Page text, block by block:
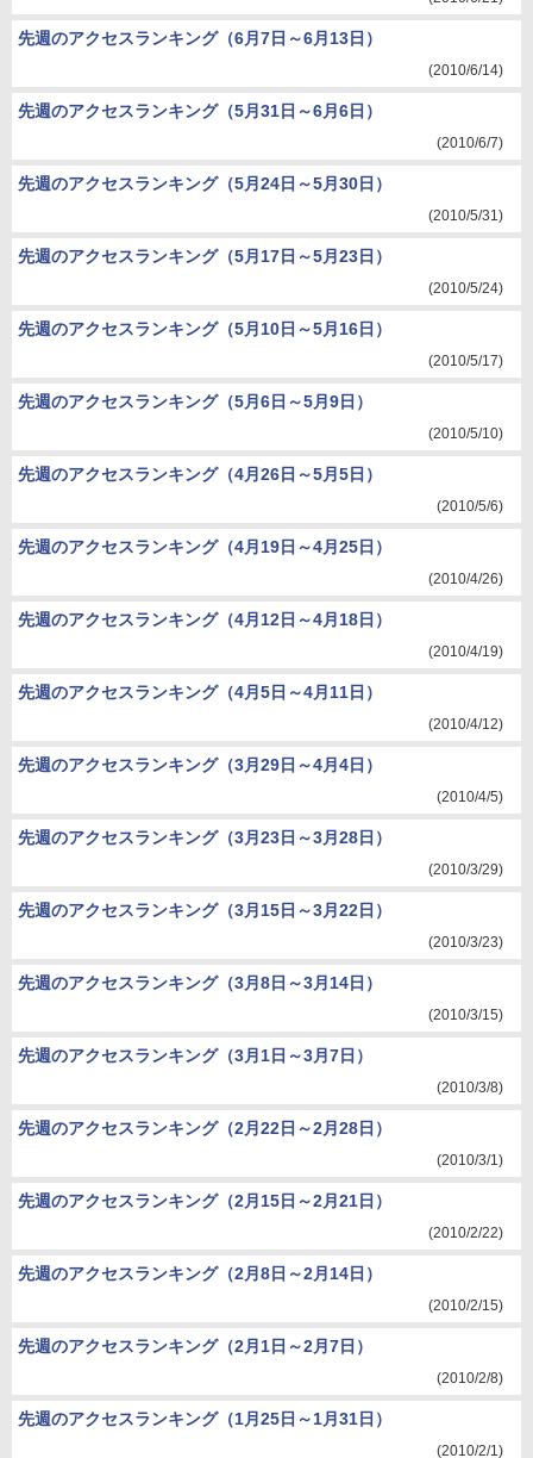
先週のアクセスランキング（6月7日～6月13日）
(2010/6/14)
先週のアクセスランキング（5月31日～6月6日）
(2010/6/7)
先週のアクセスランキング（5月24日～5月30日）
(2010/5/31)
先週のアクセスランキング（5月17日～5月23日）
(2010/5/24)
先週のアクセスランキング（5月10日～5月16日）
(2010/5/17)
先週のアクセスランキング（5月6日～5月9日）
(2010/5/10)
先週のアクセスランキング（4月26日～5月5日）
(2010/5/6)
先週のアクセスランキング（4月19日～4月25日）
(2010/4/26)
先週のアクセスランキング（4月12日～4月18日）
(2010/4/19)
先週のアクセスランキング（4月5日～4月11日）
(2010/4/12)
先週のアクセスランキング（3月29日～4月4日）
(2010/4/5)
先週のアクセスランキング（3月23日～3月28日）
(2010/3/29)
先週のアクセスランキング（3月15日～3月22日）
(2010/3/23)
先週のアクセスランキング（3月8日～3月14日）
(2010/3/15)
先週のアクセスランキング（3月1日～3月7日）
(2010/3/8)
先週のアクセスランキング（2月22日～2月28日）
(2010/3/1)
先週のアクセスランキング（2月15日～2月21日）
(2010/2/22)
先週のアクセスランキング（2月8日～2月14日）
(2010/2/15)
先週のアクセスランキング（2月1日～2月7日）
(2010/2/8)
先週のアクセスランキング（1月25日～1月31日）
(2010/2/1)